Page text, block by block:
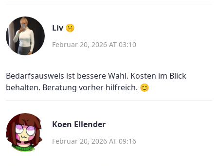
Liv 🤫
Februar 20, 2026 AT 03:10
Bedarfsausweis ist bessere Wahl. Kosten im Blick
behalten. Beratung vorher hilfreich. 😊
Koen Ellender
Februar 20, 2026 AT 09:16